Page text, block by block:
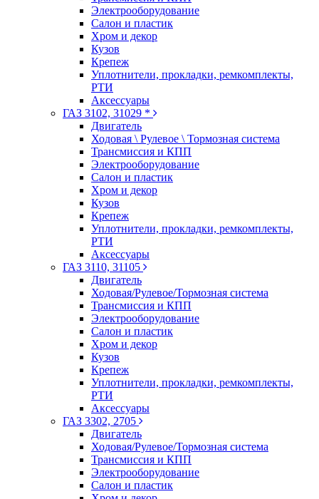
Электрооборудование
Салон и пластик
Хром и декор
Кузов
Крепеж
Уплотнители, прокладки, ремкомплекты,
РТИ
Аксессуары
ГАЗ 3102, 31029 *
Двигатель
Ходовая \ Рулевое \ Тормозная система
Трансмиссия и КПП
Электрооборудование
Салон и пластик
Хром и декор
Кузов
Крепеж
Уплотнители, прокладки, ремкомплекты,
РТИ
Аксессуары
ГАЗ 3110, 31105
Двигатель
Ходовая/Рулевое/Тормозная система
Трансмиссия и КПП
Электрооборудование
Салон и пластик
Хром и декор
Кузов
Крепеж
Уплотнители, прокладки, ремкомплекты,
РТИ
Аксессуары
ГАЗ 3302, 2705
Двигатель
Ходовая/Рулевое/Тормозная система
Трансмиссия и КПП
Электрооборудование
Салон и пластик